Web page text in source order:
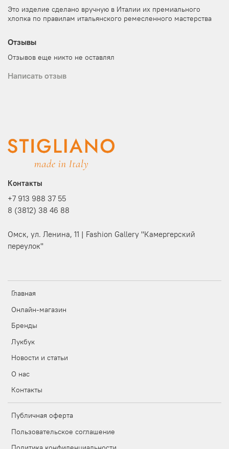
Это изделие сделано вручную в Италии их премиального
хлопка по правилам итальянского ремесленного мастерства
Отзывы
Отзывов еще никто не оставлял
Написать отзыв
Главная
Онлайн-магазин
Бренды
Лукбук
Новости и статьи
О нас
Контакты
Публичная оферта
Пользовательское соглашение
Контакты
+7 913 988 37 55
8 (3812) 38 46 88
Омск, ул. Ленина, 11 | Fashion Gallery "Камергерский
переулок"